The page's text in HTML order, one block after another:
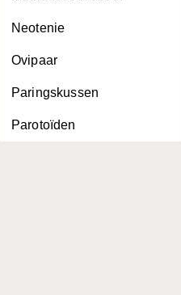
Neotenie
Ovipaar
Paringskussen
Parotoïden